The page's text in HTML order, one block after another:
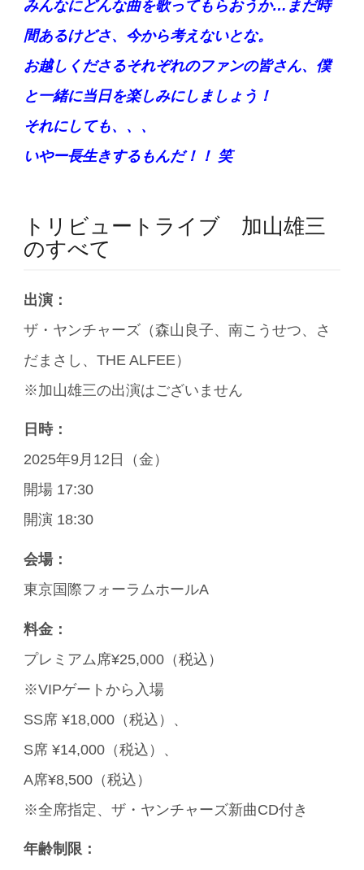
みんなにどんな曲を歌ってもらおうか…まだ時
間あるけどさ、今から考えないとな。
お越しくださるそれぞれのファンの皆さん、僕
と一緒に当日を楽しみにしましょう！
それにしても、、、
いやー長生きするもんだ！！ 笑
トリビュートライブ 加山雄三
のすべて
出演：
ザ・ヤンチャーズ（森山良子、南こうせつ、さ
だまさし、THE ALFEE）
※加山雄三の出演はございません
日時：
2025年9月12日（金）
開場 17:30
開演 18:30
会場：
東京国際フォーラムホールA
料金：
プレミアム席¥25,000（税込）
※VIPゲートから入場
SS席 ¥18,000（税込）、
S席 ¥14,000（税込）、
A席¥8,500（税込）
※全席指定、ザ・ヤンチャーズ新曲CD付き
年齢制限：